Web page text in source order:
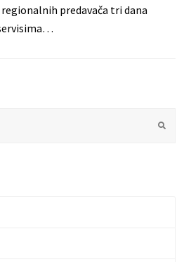
predavača tri dana
Submit